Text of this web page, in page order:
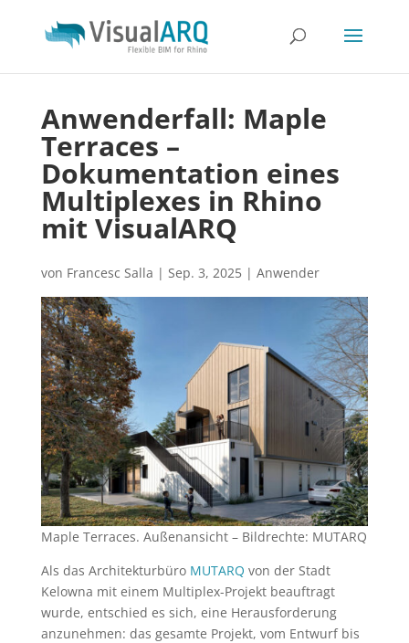
Anwenderfall: Maple
Terraces –
Dokumentation eines
Multiplexes in Rhino
mit VisualARQ
von Francesc Salla | Sep. 3, 2025| Anwender
Maple Terraces. Außenansicht – Bildrechte: MUTARQ
Als das Architekturbüro MUTARQ von der Stadt
Kelowna mit einem Multiplex-Projekt beauftragt
wurde, entschied es sich, eine Herausforderung
anzunehmen: das gesamte Projekt, vom Entwurf bis